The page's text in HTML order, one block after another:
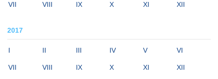
VII VIII IX X XI XII
2017
I II III IV V VI
VII VIII IX X XI XII